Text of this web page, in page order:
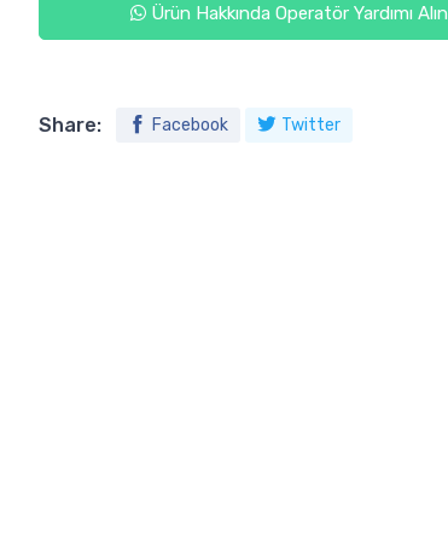
Ürün Hakkında Operatör Yardımı Alın
Share: Facebook Twitter